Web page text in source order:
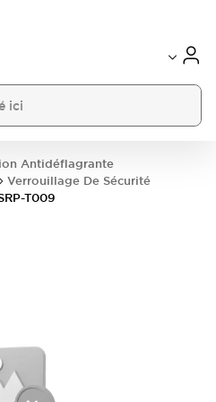
Antidéflagrante
Verrouillage De Sécurité
T009